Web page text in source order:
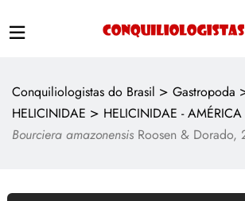
Conquiliologistas do Brasil > Gastropoda
HELICINIDAE > HELICINIDAE -
Bourciera amazonensis Roosen & Dorado,